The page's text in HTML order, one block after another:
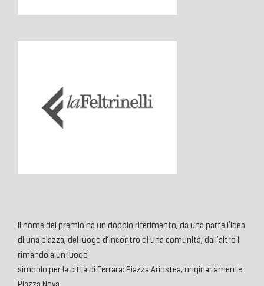
Il nome del premio ha un doppio riferimento, da una parte l’idea
di una piazza, del luogo d’incontro di una comunità, dall’altro il
rimando a un luogo
simbolo per la città di Ferrara: Piazza Ariostea, originariamente